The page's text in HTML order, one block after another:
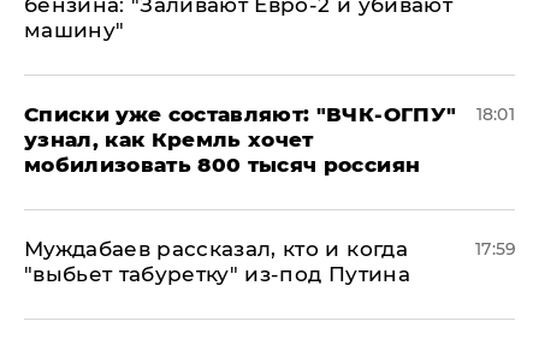
бензина: "Заливают Евро-2 и убивают
машину"
Списки уже составляют: "ВЧК-ОГПУ"
узнал, как Кремль хочет
мобилизовать 800 тысяч россиян
18:01
Муждабаев рассказал, кто и когда
"выбьет табуретку" из-под Путина
17:59